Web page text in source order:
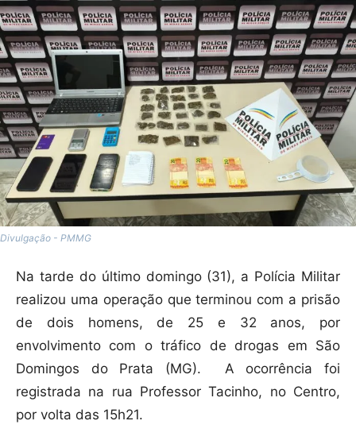
Divulgação - PMMG
Na tarde do último domingo (31), a Polícia Militar
realizou uma operação que terminou com a prisão
de dois homens, de 25 e 32 anos, por
envolvimento com o tráfico de drogas em São
Domingos do Prata (MG). A ocorrência foi
registrada na rua Professor Tacinho, no Centro,
por volta das 15h21.